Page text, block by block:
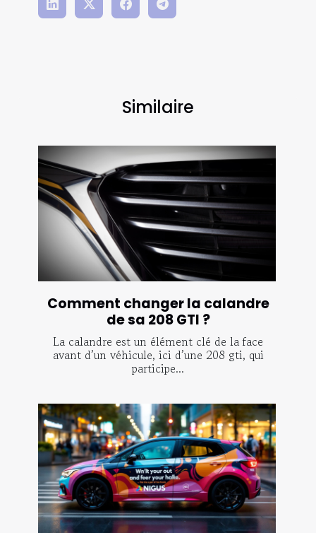
Similaire
Comment changer la calandre
de sa 208 GTI ?
La calandre est un élément clé de la face
avant d’un véhicule, ici d’une 208 gti, qui
participe...